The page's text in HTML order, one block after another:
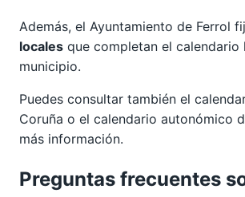
Además, el Ayuntamiento de Ferrol
locales que completan el calendario
municipio.
Puedes consultar también el
Coruña o el calendario autonómico
más información.
Preguntas frecuentes